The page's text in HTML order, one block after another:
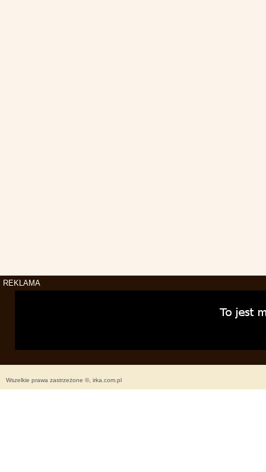
REKLAMA
Wszelkie prawa zastrzeżone ©, irka.com.pl